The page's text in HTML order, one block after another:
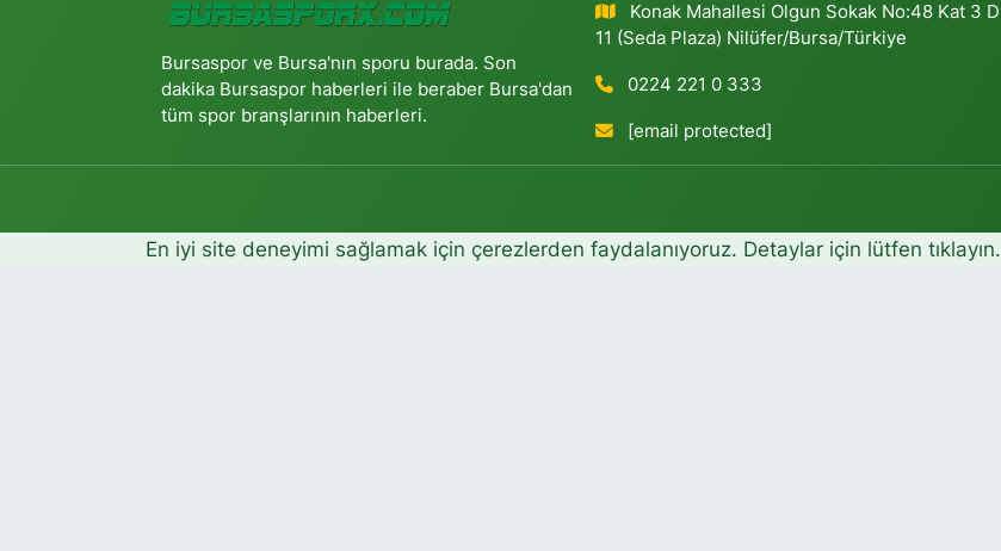
Bursaspor ve Bursa'nın sporu burada. Son
dakika Bursaspor haberleri ile beraber Bursa'dan
tüm spor branşlarının haberleri.
Konak Mahallesi Olgun Sokak No:48 Kat 3 D
11 (Seda Plaza) Nilüfer/Bursa/Türkiye
0224 221 0 333
[email protected]
En iyi site deneyimi sağlamak için çerezlerden faydalanıyoruz. Detaylar için lütfen tıklayın.